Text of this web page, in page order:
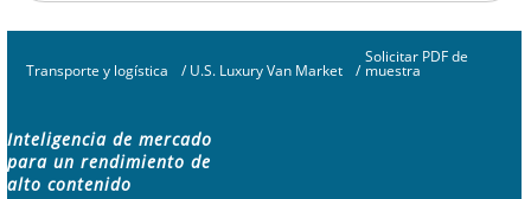
Transporte y logística / U.S. Luxury Van Market /
Solicitar PDF de
muestra
Inteligencia de mercado
para un rendimiento de
alto contenido